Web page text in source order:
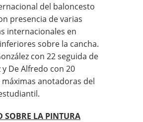
del baloncesto
presencia de varias
internacionales en
sobre la cancha.
con 22 seguida de
y De Alfredo con 20
anotadoras del
SOBRE LA PINTURA